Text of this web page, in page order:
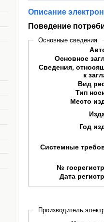
Описание
Поведение
Основные сведения
Основное
Сведения,
к
Вид
Тип
Место
Год
Системные
№
Дата
Производитель